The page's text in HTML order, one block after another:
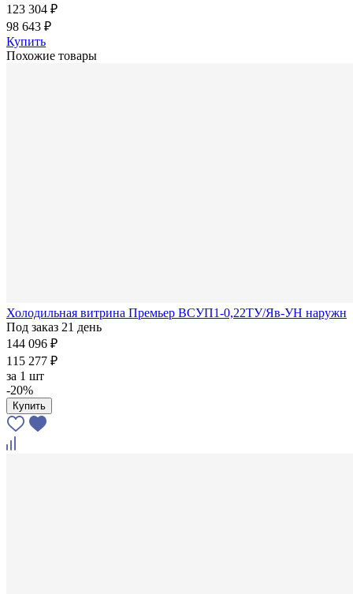
123 304 ₽
98 643 ₽
Купить
Похожие товары
Холодильная витрина Премьер ВСУП1-0,22ТУ/Яв-УН наружн
Под заказ 21 день
144 096 ₽
115 277 ₽
за 1 шт
-20%
Купить